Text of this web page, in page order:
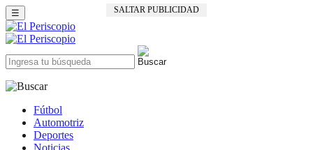
SALTAR PUBLICIDAD
☰
Fútbol
Automotriz
Deportes
Noticias